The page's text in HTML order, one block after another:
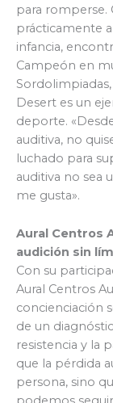
para romperse.
prácticamente
infancia,
Campeón en
Desert es un
deporte.
auditiva, no
luchado para
auditiva no sea
me gusta».
Aural Centros
audición sin
Con su
Aural Centros
concienciación
de un
resistencia y la
que la pérdida
persona, sino